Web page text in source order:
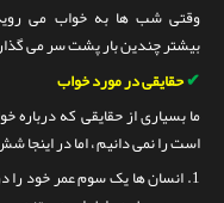
بیشتر چندین بار پشت سر می
✔حقایقی در مورد خواب
ما بسیاری از حقایقی که
است را نمی دانیم ، اما در
1. انسان ها یک سوم عمر خود را